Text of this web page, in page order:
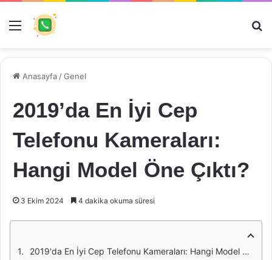
Menü
Anasayfa /Genel
2019’da En İyi Cep
Telefonu Kameraları:
Hangi Model Öne Çıktı?
3 Ekim 2024 4 dakika okuma süresi
2019'da En İyi Cep Telefonu Kameraları: Hangi Model Öne Çıktı?